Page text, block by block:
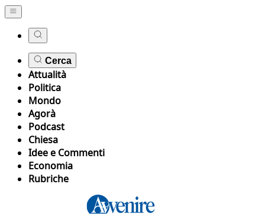
Cerca
Attualità
Politica
Mondo
Agorà
Podcast
Chiesa
Idee e Commenti
Economia
Rubriche